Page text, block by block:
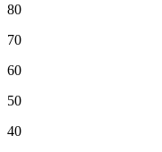
80
70
60
50
40